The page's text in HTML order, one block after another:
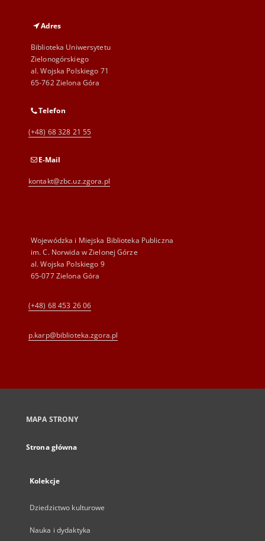
Adres
Biblioteka Uniwersytetu
Zielonogórskiego
al. Wojska Polskiego 71
65-762 Zielona Góra
Telefon
(+48) 68 328 21 55
E-Mail
kontakt@zbc.uz.zgora.pl
Wojewódzka i Miejska Biblioteka Publiczna
im. C. Norwida w Zielonej Górze
al. Wojska Polskiego 9
65-077 Zielona Góra
(+48) 68 453 26 06
p.karp@biblioteka.zgora.pl
MAPA STRONY
Strona główna
Kolekcje
Dziedzictwo kulturowe
Nauka i dydaktyka